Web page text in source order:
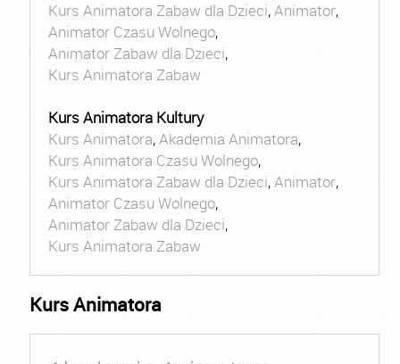
Kurs Animatora Zabaw dla Dzieci,Animator,
Animator Czasu Wolnego,
Animator Zabaw dla Dzieci,
Kurs Animatora Zabaw
Kurs Animatora Kultury
Kurs Animatora,Akademia Animatora,
Kurs Animatora Czasu Wolnego,
Kurs Animatora Zabaw dla Dzieci,Animator,
Animator Czasu Wolnego,
Animator Zabaw dla Dzieci,
Kurs Animatora Zabaw
Kurs Animatora